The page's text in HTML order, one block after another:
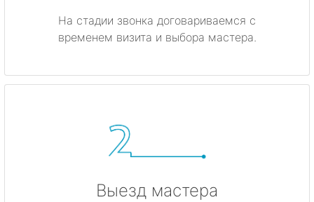
На стадии звонка договариваемся с
временем визита и выбора мастера.
Выезд мастера